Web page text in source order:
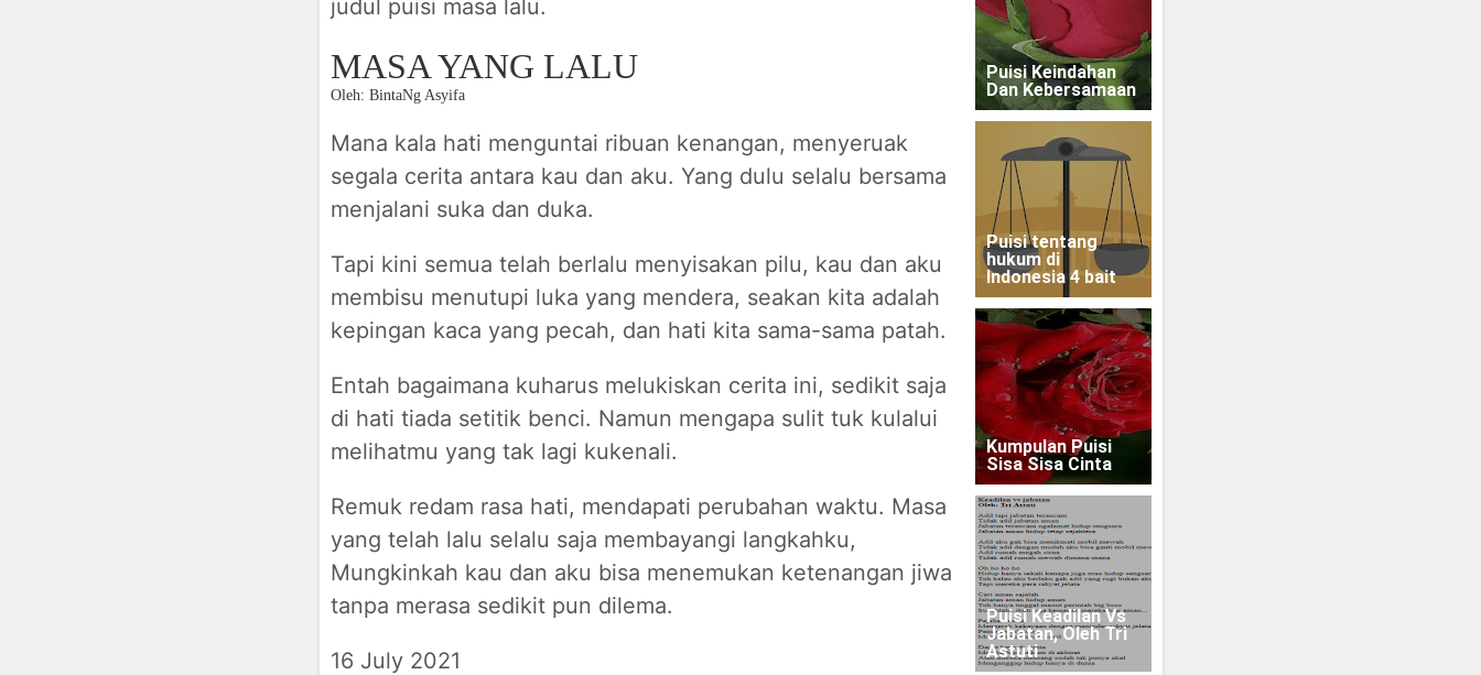
judul puisi masa lalu.
MASA YANG LALU
Oleh: BintaNg Asyifa
Mana kala hati menguntai ribuan kenangan, menyeruak
segala cerita antara kau dan aku. Yang dulu selalu bersama
menjalani suka dan duka.
Tapi kini semua telah berlalu menyisakan pilu, kau dan aku
membisu menutupi luka yang mendera, seakan kita adalah
kepingan kaca yang pecah, dan hati kita sama-sama patah.
Entah bagaimana kuharus melukiskan cerita ini, sedikit saja
di hati tiada setitik benci. Namun mengapa sulit tuk kulalui
melihatmu yang tak lagi kukenali.
Remuk redam rasa hati, mendapati perubahan waktu. Masa
yang telah lalu selalu saja membayangi langkahku,
Mungkinkah kau dan aku bisa menemukan ketenangan jiwa
tanpa merasa sedikit pun dilema.
16 July 2021
Puisi Keindahan
Dan Kebersamaan
Puisi tentang
hukum di
Indonesia 4 bait
Kumpulan Puisi
Sisa Sisa Cinta
Puisi Keadilan Vs
Jabatan, Oleh Tri
Astuti